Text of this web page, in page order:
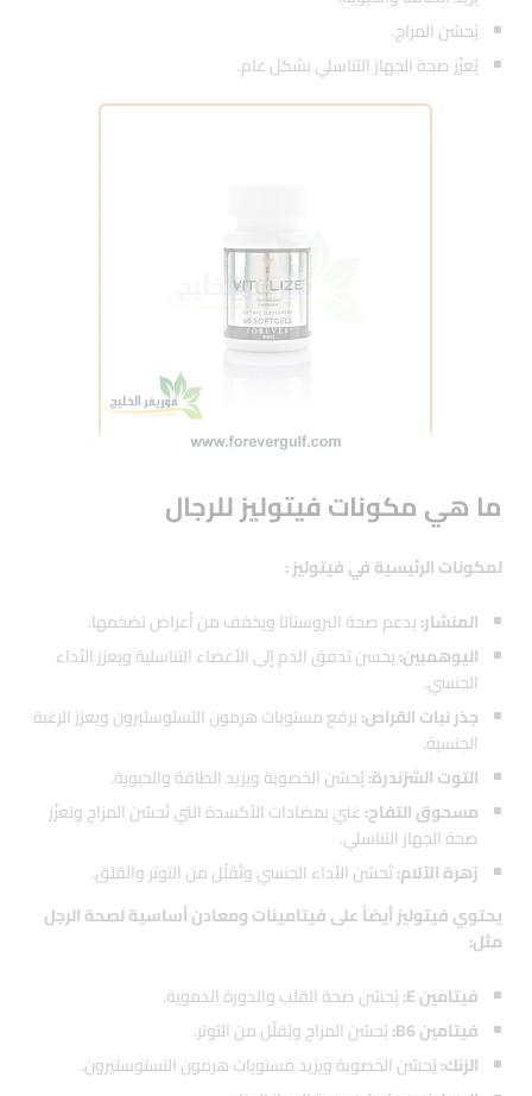
يُحسّن المزاج.
يُعزّز صحة الجهاز التناسلي بشكل عام.
ما هي مكونات فيتوليز للرجال
لمكونات الرئيسية في فيتوليز :
المنشار:يدعم صحة البروستاتا ويخفف من أعراض تضخمها.
اليوهمبين:يحسن تدفق الدم إلى الأعضاء التناسلية ويعزز الأداء
الجنسي.
جذر نبات القراص:يرفع مستويات هرمون التستوستيرون ويعزز الرغبة
الجنسية.
التوت الشزندرة:يُحسّن الخصوبة ويزيد الطاقة والحيوية.
مسحوق التفاح:غني بمضادات الأكسدة التي تُحسّن المزاج وتعزّز
صحة الجهاز التناسلي.
زهرة الآلام:تُحسّن الأداء الجنسي وتُقلّل من التوتر والقلق.
يحتوي فيتوليز أيضاً على فيتامينات ومعادن أساسية لصحة الرجل
مثل:
فيتامين E:
يُحسّن صحة القلب والدورة الدموية.
فيتامين B6:
يُحسّن المزاج ويُقلّل من التوتر.
الزنك:يُحسّن الخصوبة ويزيد مستويات هرمون التستوستيرون.